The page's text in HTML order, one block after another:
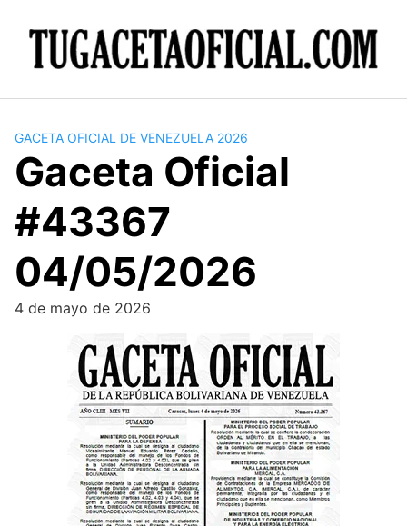
GACETA OFICIAL DE VENEZUELA 2026
Gaceta Oficial
#43367
04/05/2026
4 de mayo de 2026